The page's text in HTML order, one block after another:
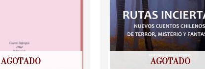
AGOTADO AGOTADO